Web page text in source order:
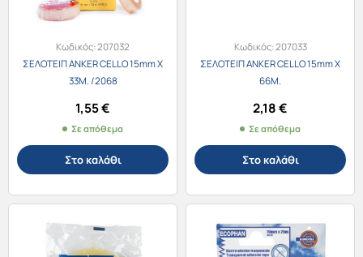
Κωδικός:207032
ΣΕΛΟΤΕΙΠ ANKER CELLO 15mm Χ
33M. /2068
1,55€
Σε απόθεμα
Στο καλάθι
Κωδικός:207033
ΣΕΛΟΤΕΙΠ ANKER CELLO 15mm Χ
66M.
2,18€
Σε απόθεμα
Στο καλάθι